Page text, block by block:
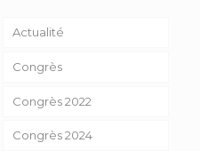
Actualité
Congrès
Congrès 2022
Congrès 2024